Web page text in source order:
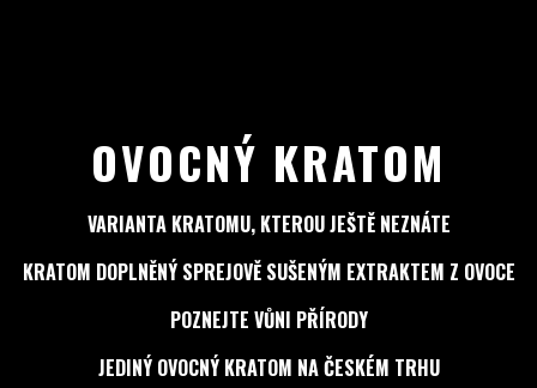
OVOCNÝ KRATOM
VARIANTA KRATOMU, KTEROU JEŠTĚ NEZNÁTE
KRATOM DOPLNĚNÝ SPREJOVĚ SUŠENÝM EXTRAKTEM Z OVOCE
POZNEJTE VŮNI PŘÍRODY
JEDINÝ OVOCNÝ KRATOM NA ČESKÉM TRHU